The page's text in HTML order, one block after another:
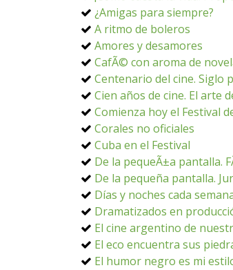
¿Amigas para siempre?
A ritmo de boleros
Amores y desamores
CafÃ© con aroma de
Centenario del cine. Siglo
Cien años de cine. El arte
Comienza hoy el Festival
Corales no oficiales
Cuba en el Festival
De la pequeÃ±a pantalla.
De la pequeña pantalla.
Días y noches cada
Dramatizados en
El cine argentino de
El eco encuentra sus
El humor negro es mi